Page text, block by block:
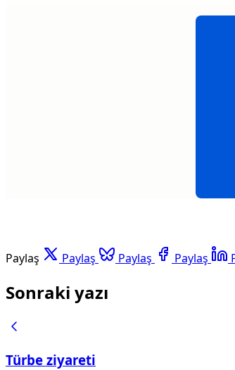
Paylaş Paylaş Paylaş Paylaş
Sonraki yazı
Türbe ziyareti